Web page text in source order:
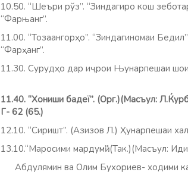
10.50. “Шеъри рўз”. “Зиндагиро кош
“Фарњанг”.
11.00. “Тозаангорҳо”. “Зиндагиномаи
“Фарҳанг”.
11.30. Сурудҳо дар иҷрои Њунарпешаи
11.40. “Хониши бадеї”. (Орг.)(Масъул:
Г- 62 (65.)
12.10. “Сиришт”. (Азизов Л.) Ҳунарпешаи
13.10.“Маросими мардумӣ”.(Так.)(Масъул:
Абдулямин ва Олим Бухориев- ходими